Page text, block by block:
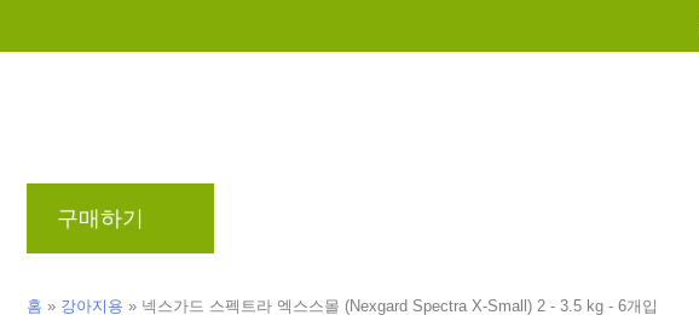
구매하기
홈 » 강아지용 » 넥스가드 스펙트라 엑스스몰 (Nexgard Spectra X-Small) 2 - 3.5 kg - 6개입